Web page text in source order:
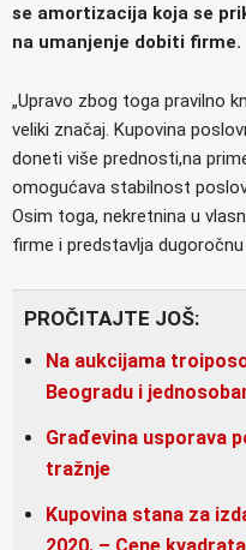
se amortizacija koja se
na umanjenje dobiti firme.
„Upravo zbog toga pravilno
veliki značaj. Kupovina
doneti više prednosti,na
omogućava stabilnost
Osim toga, nekretnina u
firme i predstavlja dugoročnu
PROČITAJTE JOŠ:
Na aukcijama
Beogradu i
Građevina usporava
tražnje
Kupovina stana za
2020. – Cene